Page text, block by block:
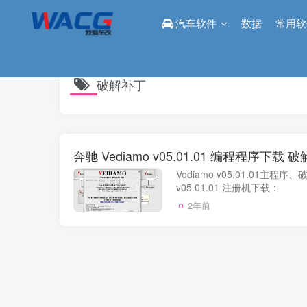
汽车软件 数据 常用
破解补丁
奔驰 Vediamo v05.01.01 编程程序下载 破
Vediamo v05.01.01主程序、
v05.01.01 注册机下载：
2年前